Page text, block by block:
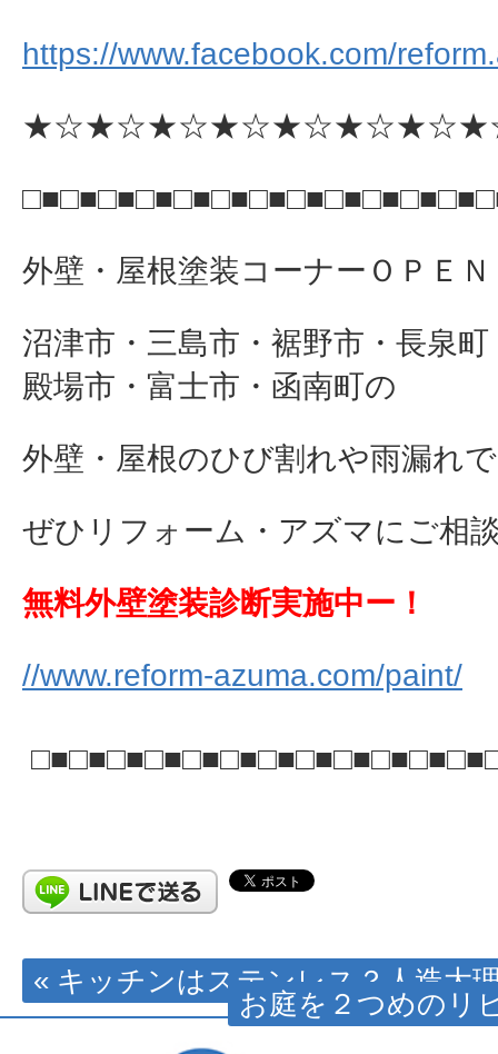
https://www.facebook.com/
外壁・屋根塗装コーナーＯＰＥ
沼津市・三島市・裾野市・長泉
殿場市・富士市・函南町の
外壁・屋根のひび割れや雨漏れ
ぜひリフォーム・アズマにご相
無料外壁塗装診断実施中ー！
//www.reform-azuma.com/paint/
« キッチンはステンレス？人造大
お庭を２つめのリ